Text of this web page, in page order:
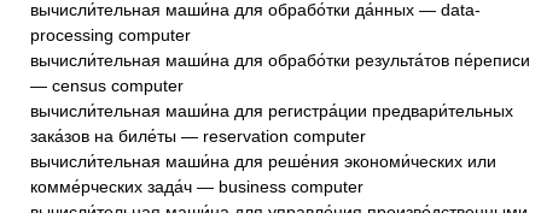
вычисли́тельная маши́на для обрабо́тки да́нных — data-
processing computer
вычисли́тельная маши́на для обрабо́тки результа́тов пе́реписи
— census computer
вычисли́тельная маши́на для регистра́ции предвари́тельных
зака́зов на биле́ты — reservation computer
вычисли́тельная маши́на для реше́ния экономи́ческих или
комме́рческих зада́ч — business computer